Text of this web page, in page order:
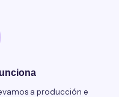
a producción e